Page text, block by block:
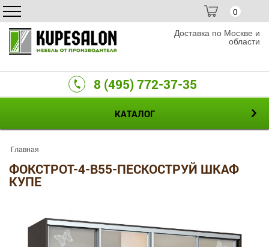
0
Доставка по Москве и
области
8 (495) 772-37-35
КАТАЛОГ
Главная
ФОКСТРОТ-4-B55-ПЕСКОСТРУЙ ШКАФ
КУПЕ